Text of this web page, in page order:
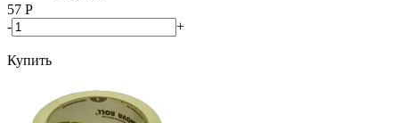
57 Р
-
+
Купить